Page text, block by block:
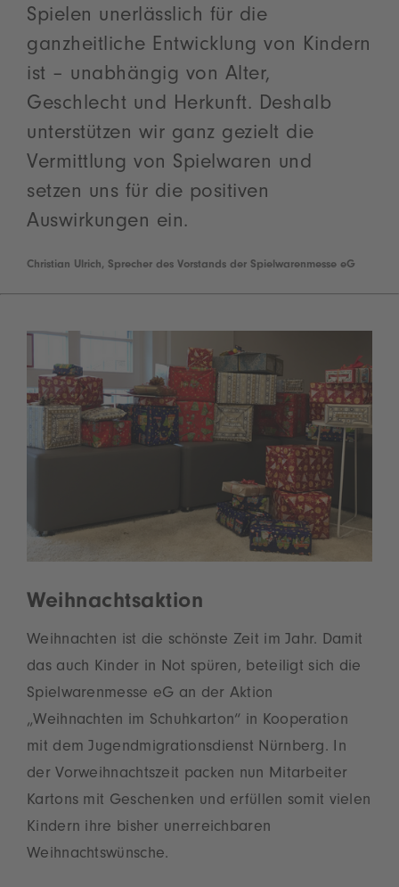
Spielen unerlässlich für die
ganzheitliche Entwicklung von Kindern
ist – unabhängig von Alter,
Geschlecht und Herkunft. Deshalb
unterstützen wir ganz gezielt die
Vermittlung von Spielwaren und
setzen uns für die positiven
Auswirkungen ein.
Christian Ulrich, Sprecher des Vorstands der Spielwarenmesse eG
Weihnachtsaktion
Weihnachten ist die schönste Zeit im Jahr. Damit
das auch Kinder in Not spüren, beteiligt sich die
Spielwarenmesse eG an der Aktion
„Weihnachten im Schuhkarton“ in Kooperation
mit dem Jugendmigrationsdienst Nürnberg. In
der Vorweihnachtszeit packen nun Mitarbeiter
Kartons mit Geschenken und erfüllen somit vielen
Kindern ihre bisher unerreichbaren
Weihnachtswünsche.